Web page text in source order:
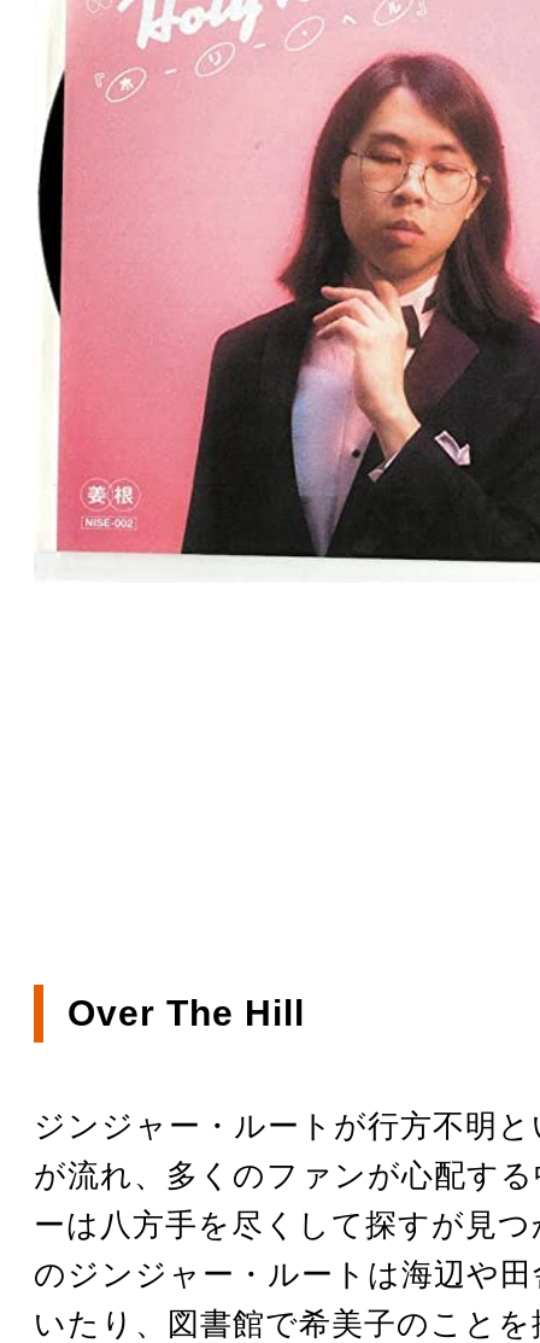
Over The Hill
ジンジャー・ルートが行方不明
が流れ、多くのファンが心配す
ーは八方手を尽くして探すが見
のジンジャー・ルートは海辺や
いたり、図書館で希美子のこと